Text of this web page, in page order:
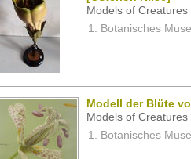
Models of
Botanisches
Modell der Blüte
Models of
Botanisches